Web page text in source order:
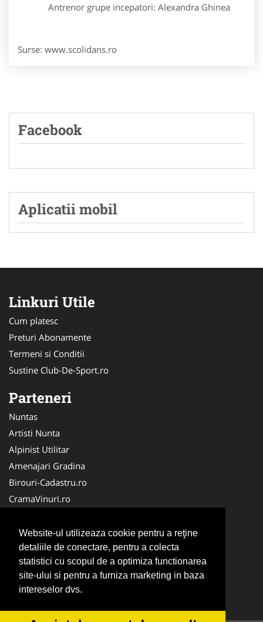
Website-ul utilizeaza cookie pentru a reţine
detaliile de conectare, pentru a colecta
statistici cu scopul de a optimiza functionarea
site-ului si pentru a furniza marketing in baza
intereselor dvs.
Antrenor grupe incepatori: Alexandra Ghinea
Surse: www.scolidans.ro
Facebook
Aplicatii mobil
Linkuri Utile
Cum platesc
Preturi Abonamente
Termeni si Conditii
Sustine Club-De-Sport.ro
Parteneri
Nuntas
Artisti Nunta
Alpinist Utilitar
Amenajari Gradina
Birouri-Cadastru.ro
CramaVinuri.ro
Servicii-DDD.com
Ambalaje Romania
Cabinet-Individual.ro
CentruInchirieri.ro